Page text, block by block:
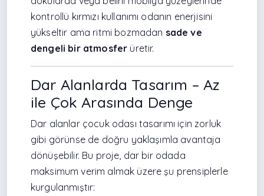
kontrollü kırmızı kullanımı odanın enerjisini
yükseltir ama ritmi bozmadan sade ve
dengeli bir atmosfer üretir.
Dar Alanlarda Tasarım – Az
ile Çok Arasında Denge
Dar alanlar çocuk odası tasarımı için zorluk
gibi görünse de doğru yaklaşımla avantaja
dönüşebilir. Bu proje, dar bir odada
maksimum verim almak üzere şu prensiplerle
kurgulanmıştır: